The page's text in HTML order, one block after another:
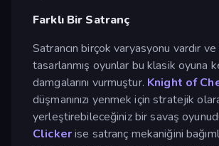
Farklı Bir Satranç
Satrancın birçok varyasyonu vardır ve
tasarlanmış oyunlar bu klasik oyuna
damgalarını vurmuştur. Knight of
düşmanınızı yenmek için stratejik
yerleştirebileceğiniz bir savaş
Clickerise satranç mekaniğini